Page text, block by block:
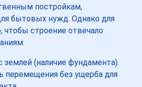
постройкам,
бытовых нужд. Однако для
чтобы строение отвечало
землей (наличие фундамента).
перемещения без ущерба для